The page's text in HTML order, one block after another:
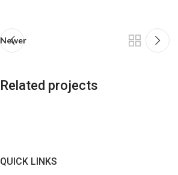
Newer
Related projects
QUICK LINKS